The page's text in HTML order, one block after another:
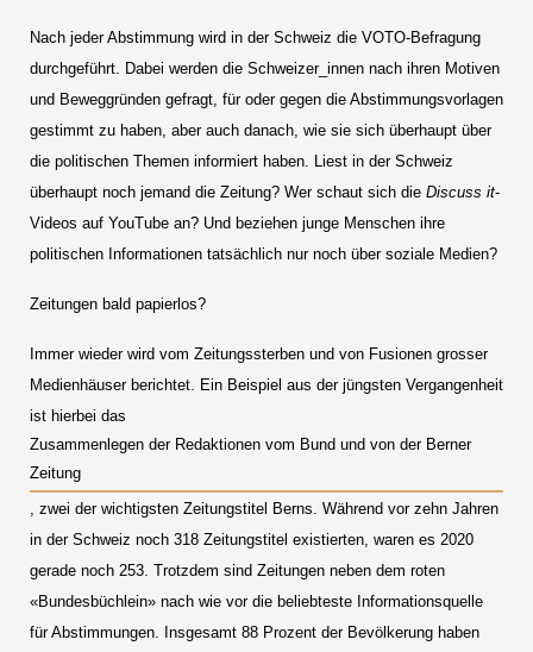
Nach jeder Abstimmung wird in der Schweiz die VOTO-Befragung
durchgeführt. Dabei werden die Schweizer_innen nach ihren Motiven
und Beweggründen gefragt, für oder gegen die Abstimmungsvorlagen
gestimmt zu haben, aber auch danach, wie sie sich überhaupt über
die politischen Themen informiert haben. Liest in der Schweiz
überhaupt noch jemand die Zeitung? Wer schaut sich die Discuss it-
Videos auf YouTube an? Und beziehen junge Menschen ihre
politischen Informationen tatsächlich nur noch über soziale Medien?
Zeitungen bald papierlos?
Immer wieder wird vom Zeitungssterben und von Fusionen grosser
Medienhäuser berichtet. Ein Beispiel aus der jüngsten Vergangenheit
ist hierbei das
Zusammenlegen der Redaktionen vom Bund und von der Berner
Zeitung
, zwei der wichtigsten Zeitungstitel Berns. Während vor zehn Jahren
in der Schweiz noch 318 Zeitungstitel existierten, waren es 2020
gerade noch 253. Trotzdem sind Zeitungen neben dem roten
«Bundesbüchlein» nach wie vor die beliebteste Informationsquelle
für Abstimmungen. Insgesamt 88 Prozent der Bevölkerung haben